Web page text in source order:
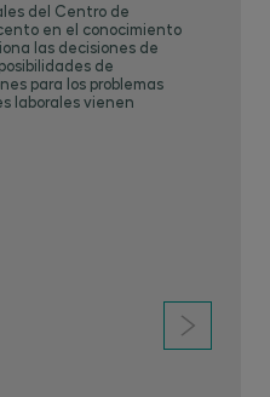
del Centro de
en el conocimiento
las decisiones de
de
para los problemas
laborales vienen